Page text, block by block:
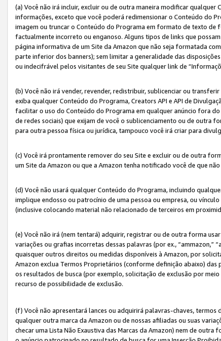
(a) Você não irá incluir, excluir ou de outra maneira modificar
informações, exceto que você poderá redimensionar o Conteúdo do
imagem ou truncar o Conteúdo do Programa em formato de texto
factualmente incorreto ou enganoso. Alguns tipos de links que
página informativa de um Site da Amazon que não seja formatada
parte inferior dos banners); sem limitar a generalidade das
ou indecifrável pelos visitantes de seu Site qualquer link de
(b) Você não irá vender, revender, redistribuir, sublicenciar ou
exiba qualquer Conteúdo do Programa, Creators API e API de
facilitar o uso do Conteúdo do Programa em qualquer anúncio fora
de redes sociais) que exijam de você o sublicenciamento ou de outra
para outra pessoa física ou jurídica, tampouco você irá criar para
(c) Você irá prontamente remover do seu Site e excluir ou de outra
um Site da Amazon ou que a Amazon tenha notificado você de que
(d) Você não usará qualquer Conteúdo do Programa, incluindo
implique endosso ou patrocínio de uma pessoa ou empresa, ou
(inclusive colocando material não relacionado de terceiros em
(e) Você não irá (nem tentará) adquirir, registrar ou de outra forma
variações ou grafias incorretas dessas palavras (por ex., “ammazon,”
quaisquer outros direitos ou medidas disponíveis à Amazon, por
Amazon exclua Termos Proprietários (conforme definição abaixo)
os resultados de busca (por exemplo, solicitação de exclusão por
recurso de possibilidade de exclusão.
(f) Você não apresentará lances ou adquirirá palavras-chaves,
qualquer outra marca da Amazon ou de nossas afiliadas ou suas
checar uma Lista Não Exaustiva das Marcas da Amazon) nem de